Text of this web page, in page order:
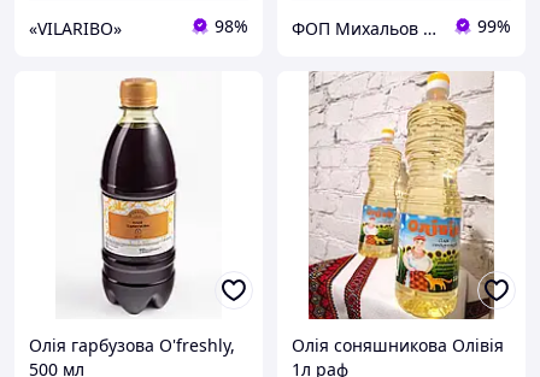
«VILARIBO» 98% ФОП Михальов В.І. 99%
Олія гарбузова O'freshly,
500 мл
Олія соняшникова Олівія
1л раф